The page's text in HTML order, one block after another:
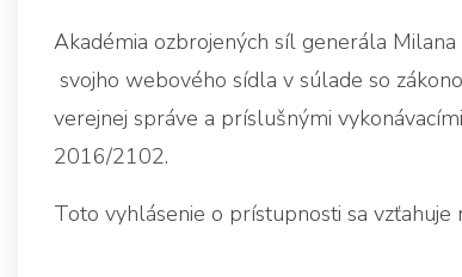
Akadémia ozbrojených síl generála
svojho webového sídla v súlade so
verejnej správe a príslušnými
2016/2102.
Toto vyhlásenie o prístupnosti sa